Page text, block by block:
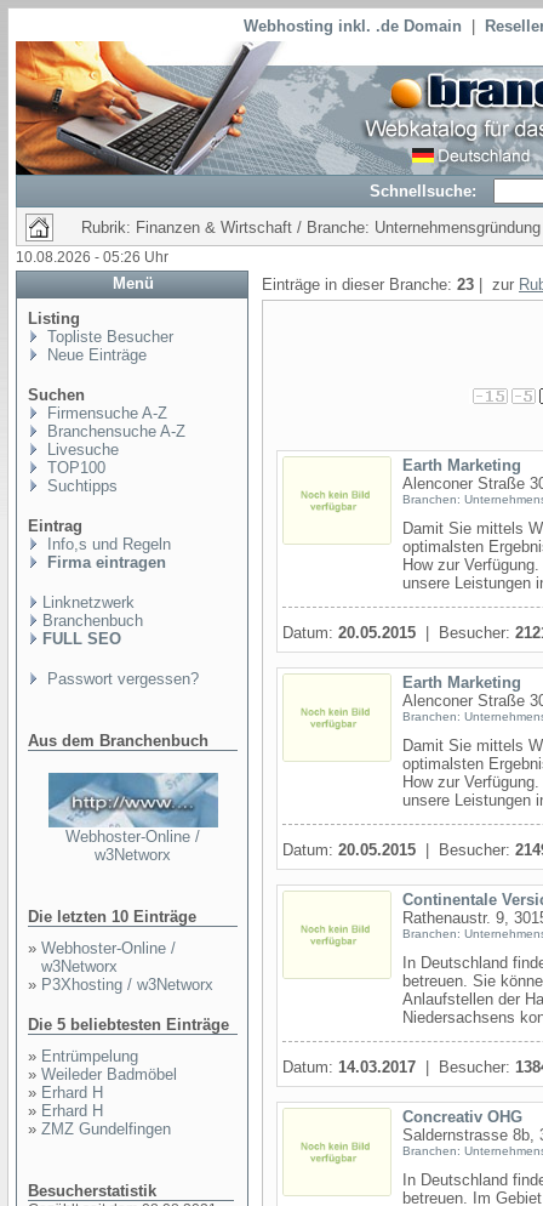
Webhosting inkl. .de Domain
Schnellsuche:
Rubrik: Finanzen & Wirtschaft / Branche: Unternehmensgründung
10.08.2026 - 05:26 Uhr
Menü
Listing
Topliste Besucher
Neue Einträge
Suchen
Firmensuche A-Z
Branchensuche A-Z
Livesuche
TOP100
Suchtipps
Eintrag
Info,s und Regeln
Firma eintragen
Linknetzwerk
Branchenbuch
FULL SEO
Passwort vergessen?
Aus dem Branchenbuch
Webhoster-Online /
w3Networx
Die letzten 10 Einträge
» Webhoster-Online /
w3Networx
» P3Xhosting / w3Networx
Die 5 beliebtesten Einträge
» Entrümpelung
» Weileder Badmöbel
» Erhard H
» Erhard H
» ZMZ Gundelfingen
Besucherstatistik
Einträge in dieser Branche: 23 | zur
Earth Marketing
Alenconer Straße
Branchen:
Damit Sie mittels
optimalsten
How zur
unsere Leistungen
Datum: 20.05.2015 | Besucher:
Earth Marketing
Alenconer Straße
Branchen:
Damit Sie mittels
optimalsten
How zur
unsere Leistungen
Datum: 20.05.2015 | Besucher:
Continentale
Rathenaustr. 9,
Branchen:
In Deutschland
betreuen. Sie
Anlaufstellen der
Niedersachsens
Datum: 14.03.2017 | Besucher:
Concreativ OHG
Saldernstrasse 8b,
Branchen:
In Deutschland
betreuen. Im